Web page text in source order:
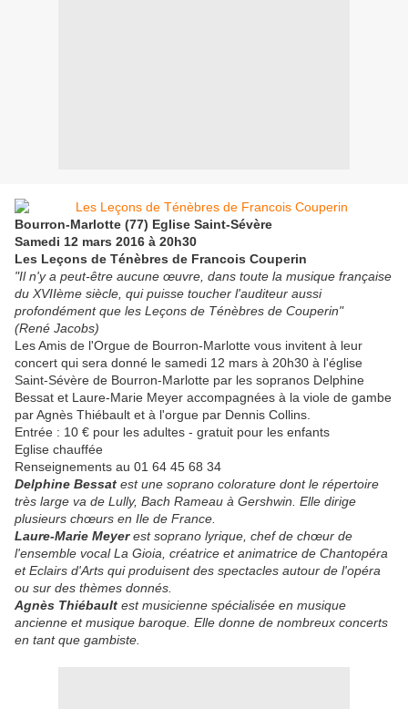
Bourron-Marlotte (77) Eglise Saint-Sévère
Samedi 12 mars 2016 à 20h30
Les Leçons de Ténèbres de Francois Couperin
"Il n'y a peut-être aucune œuvre, dans toute la musique française
du XVIIème siècle, qui puisse toucher l'auditeur aussi
profondément que les Leçons de Ténèbres de Couperin"
(René Jacobs)
Les Amis de l'Orgue de Bourron-Marlotte vous invitent à leur
concert qui sera donné le samedi 12 mars à 20h30 à l'église
Saint-Sévère de Bourron-Marlotte par les sopranos Delphine
Bessat et Laure-Marie Meyer accompagnées à la viole de gambe
par Agnès Thiébault et à l'orgue par Dennis Collins.
Entrée : 10 € pour les adultes - gratuit pour les enfants
Eglise chauffée
Renseignements au 01 64 45 68 34
Delphine Bessat est une soprano colorature dont le répertoire
très large va de Lully, Bach Rameau à Gershwin. Elle dirige
plusieurs chœurs en Ile de France.
Laure-Marie Meyerest soprano lyrique, chef de chœur de
l'ensemble vocal La Gioia, créatrice et animatrice de Chantopéra
et Eclairs d'Arts qui produisent des spectacles autour de l'opéra
ou sur des thèmes donnés.
Agnès Thiébault est musicienne spécialisée en musique
ancienne et musique baroque. Elle donne de nombreux concerts
en tant que gambiste.